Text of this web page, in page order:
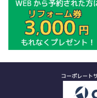
コーポレート